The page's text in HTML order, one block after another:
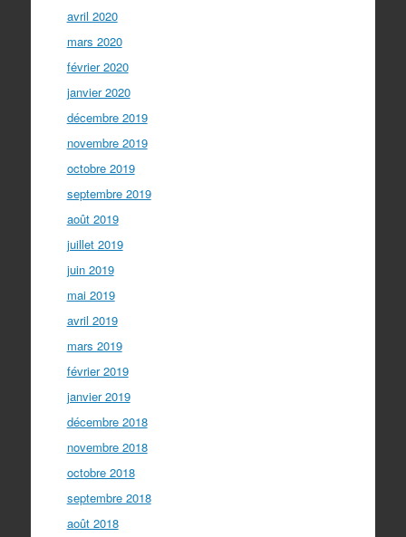
avril 2020
mars 2020
février 2020
janvier 2020
décembre 2019
novembre 2019
octobre 2019
septembre 2019
août 2019
juillet 2019
juin 2019
mai 2019
avril 2019
mars 2019
février 2019
janvier 2019
décembre 2018
novembre 2018
octobre 2018
septembre 2018
août 2018